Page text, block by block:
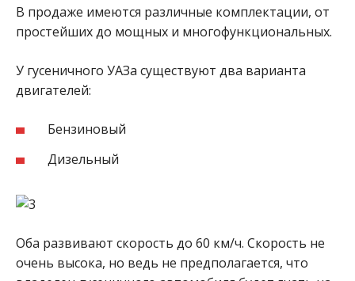
В продаже имеются различные комплектации, от
простейших до мощных и многофункциональных.
У гусеничного УАЗа существуют два варианта
двигателей:
Бензиновый
Дизельный
Оба развивают скорость до 60 км/ч. Скорость не
очень высока, но ведь не предполагается, что